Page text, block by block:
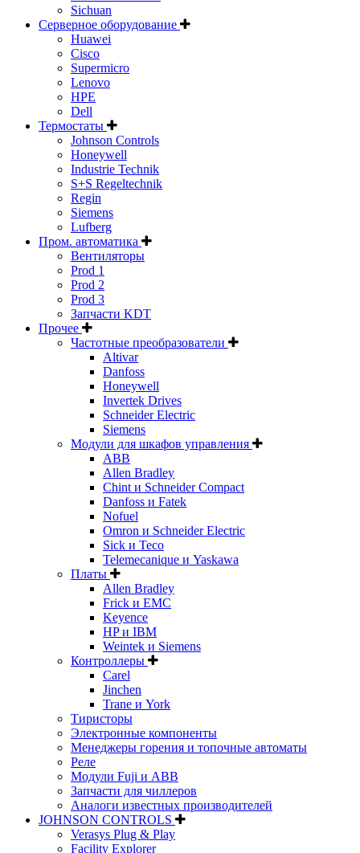
Sichuan
Серверное оборудование
Huawei
Cisco
Supermicro
Lenovo
HPE
Dell
Термостаты
Johnson Controls
Honeywell
Industrie Technik
S+S Regeltechnik
Regin
Siemens
Lufberg
Пром. автоматика
Вентиляторы
Prod 1
Prod 2
Prod 3
Запчасти KDT
Прочее
Частотные преобразователи
Altivar
Danfoss
Honeywell
Invertek Drives
Schneider Electric
Siemens
Модули для шкафов управления
ABB
Allen Bradley
Chint и Schneider Compact
Danfoss и Fatek
Nofuel
Omron и Schneider Electric
Sick и Teco
Telemecanique и Yaskawa
Платы
Allen Bradley
Frick и EMC
Keyence
HP и IBM
Weintek и Siemens
Контроллеры
Carel
Jinchen
Trane и York
Тиристоры
Электронные компоненты
Менеджеры горения и топочные автоматы
Реле
Модули Fuji и ABB
Запчасти для чиллеров
Аналоги известных производителей
JOHNSON CONTROLS
Verasys Plug & Play
Facility Explorer